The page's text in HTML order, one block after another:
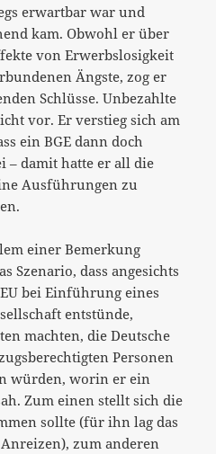
erwartbar war und
kam. Obwohl er über
von Erwerbslosigkeit
Ängste, zog er
Schlüsse. Unbezahlte
vor. Er verstieg sich am
ein BGE dann doch
– damit hatte er all die
Ausführungen zu
einer Bemerkung
Szenario, dass angesichts
bei Einführung eines
entstünde,
machten, die Deutsche
Personen
würden, worin er ein
Zum einen stellt sich die
sollte (für ihn lag das
zum anderen